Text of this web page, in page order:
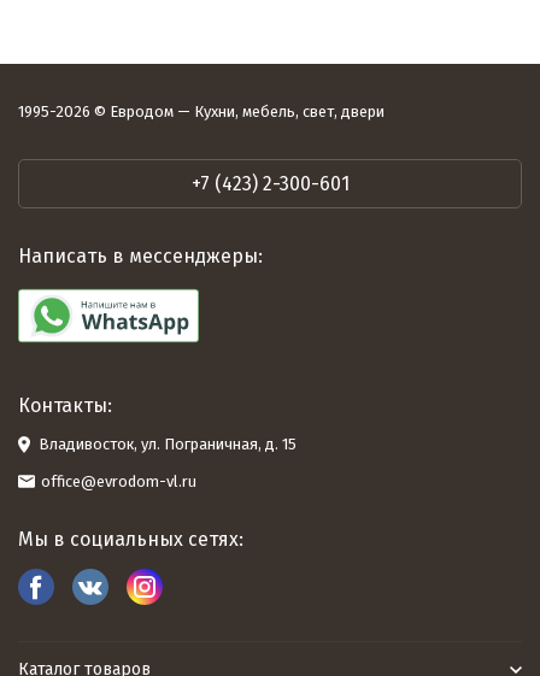
1995-2026 © Евродом — Кухни, мебель, свет, двери
+7 (423) 2-300-601
Написать в мессенджеры:
Контакты:
Владивосток, ул. Пограничная, д. 15
office@evrodom-vl.ru
Мы в социальных сетях:
Каталог товаров